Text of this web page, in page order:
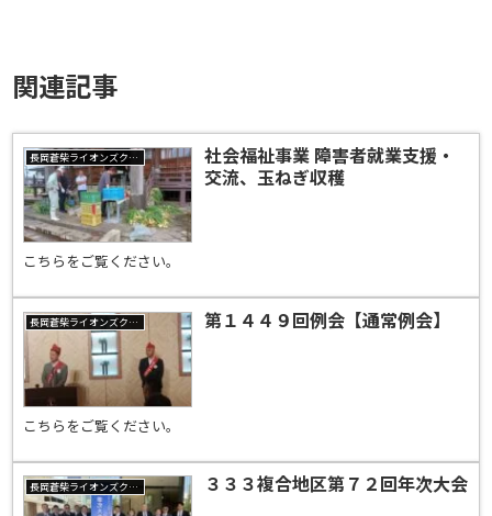
関連記事
長岡蒼柴ライオンズクラブ
社会福祉事業 障害者就業支援・
交流、玉ねぎ収穫
こちらをご覧ください。
長岡蒼柴ライオンズクラブ 第１４４９回例会【通常例会】
こちらをご覧ください。
長岡蒼柴ライオンズクラブ ３３３複合地区第７２回年次大会